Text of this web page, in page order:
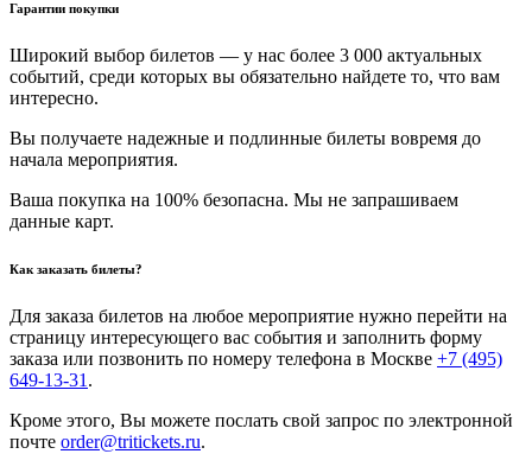
Гарантии покупки
Широкий выбор билетов — у нас более 3 000 актуальных
событий, среди которых вы обязательно найдете то, что вам
интересно.
Вы получаете надежные и подлинные билеты вовремя до
начала мероприятия.
Ваша покупка на 100% безопасна. Мы не запрашиваем
данные карт.
Как заказать билеты?
Для заказа билетов на любое мероприятие нужно перейти на
страницу интересующего вас события и заполнить форму
заказа или позвонить по номеру телефона в Москве +7 (495)
649-13-31 .
Кроме этого, Вы можете послать свой запрос по электронной
почте order@tritickets.ru.